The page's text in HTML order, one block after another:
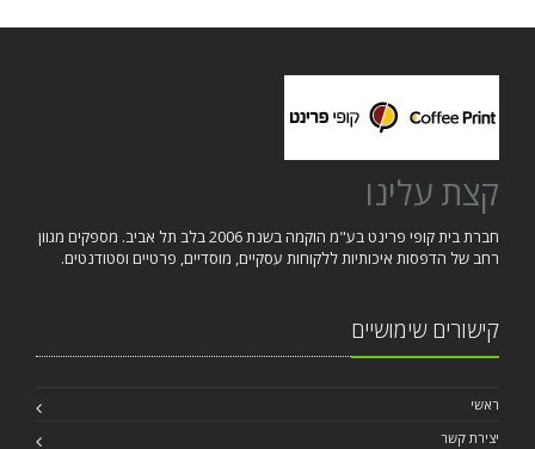
קצת עלינו
חברת בית קופי פרינט בע"מ הוקמה בשנת 2006 בלב תל אביב. מספקים מגוון
רחב של הדפסות איכותיות ללקוחות עסקיים, מוסדיים, פרטיים וסטודנטים.
קישורים שימושיים
ראשי
יצירת קשר